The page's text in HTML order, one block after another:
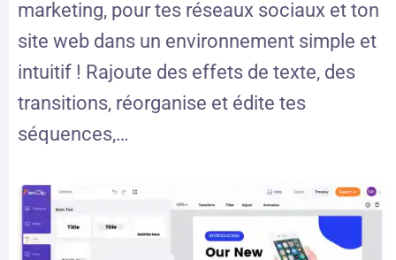
marketing, pour tes réseaux sociaux et ton
site web dans un environnement simple et
intuitif ! Rajoute des effets de texte, des
transitions, réorganise et édite tes
séquences,…